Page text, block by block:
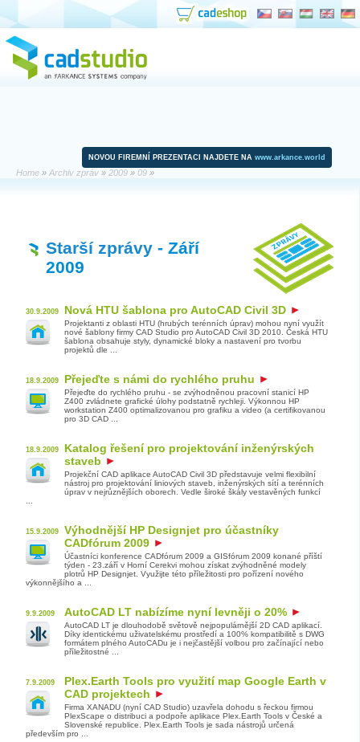
NOVOU FIREMNÍ PREZENTACI NAJDETE NA www.arkance.world
Home » Archiv zpráv » 2009 » 09 »
Starší zprávy - Září
2009
30.9.2009 Nová HTU šablona pro AutoCAD Civil 3D
Projektanti z oblasti HTU (hrubých terénních úprav) mohou nyní využít
nové šablony firmy CAD Studio pro AutoCAD Civil 3D 2010. Česká HTU
šablona obsahuje styly, dynamické bloky a nastavení pro tvorbu
projektů dle ...
18.9.2009 Přejeďte s námi do rychlého pruhu
Přejeďte do rychlého pruhu - se zvýhodněnou pracovní stanicí HP
Z400 zvládnete grafické úlohy podstatně rychleji. Výkonnou HP
workstation Z400 optimalizovanou pro grafiku a video (a certifikovanou
pro 3D CAD ...
18.9.2009
Katalog řešení pro projektování inženýrských
staveb
Projekční CAD aplikace AutoCAD Civil 3D představuje velmi flexibilní
nástroj pro projektování liniových staveb, inženýrských sítí a terénních
úprav v nejrůznějších oborech. Vedle široké škály vestavěných funkcí
15.9.2009
Výhodnější HP Designjet pro účastníky
CADfórum 2009
Účastníci konference CADfórum 2009 a GISfórum 2009 konané příští
týden - 23.září v Horní Cerekvi mohou získat zvýhodněné modely
plotrů HP Designjet. Využijte této příležitosti pro pořízení nového
výkonnějšího a ...
9.9.2009 AutoCAD LT nabízíme nyní levněji o 20%
AutoCAD LT je dlouhodobě světově nejpopulárnější 2D CAD aplikací.
Díky identickému uživatelskému prostředí a 100% kompatibilitě s DWG
formátem plného AutoCADu je i nejčastější volbou pro začínající nebo
příležitostné ...
7.9.2009
Plex.Earth Tools pro využití map Google Earth v
CAD projektech
Firma XANADU (nyní CAD Studio) uzavřela dohodu s řeckou firmou
PlexScape o distribuci a podpoře aplikace Plex.Earth Tools v České a
Slovenské republice. Plex.Earth Tools je sada nástrojů určená
především pro ...